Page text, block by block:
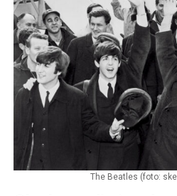
The Beatles (foto: